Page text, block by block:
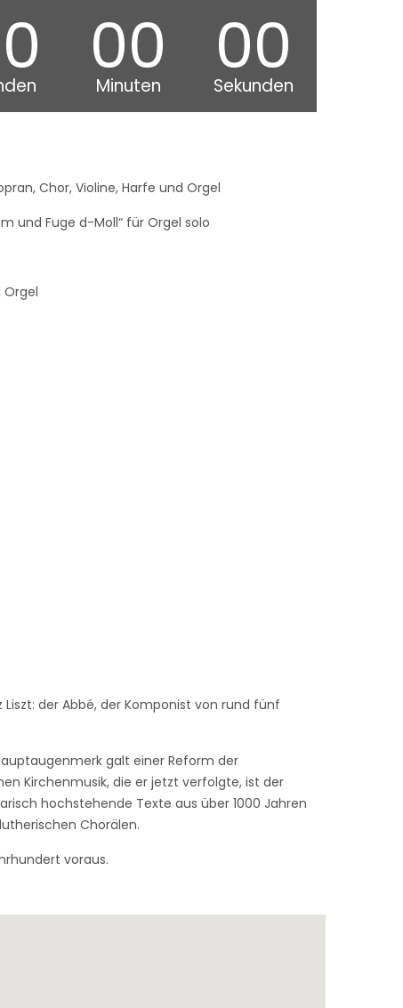
00
Minuten 00
Sekunden
Chor, Violine, Harfe und Orgel
und Fuge d-Moll“ für Orgel solo
Orgel
Liszt: der Abbé, der Komponist von rund fünf
galt einer Reform der
Kirchenmusik, die er jetzt verfolgte, ist der
hochstehende Texte aus über 1000 Jahren
Chorälen.
voraus.